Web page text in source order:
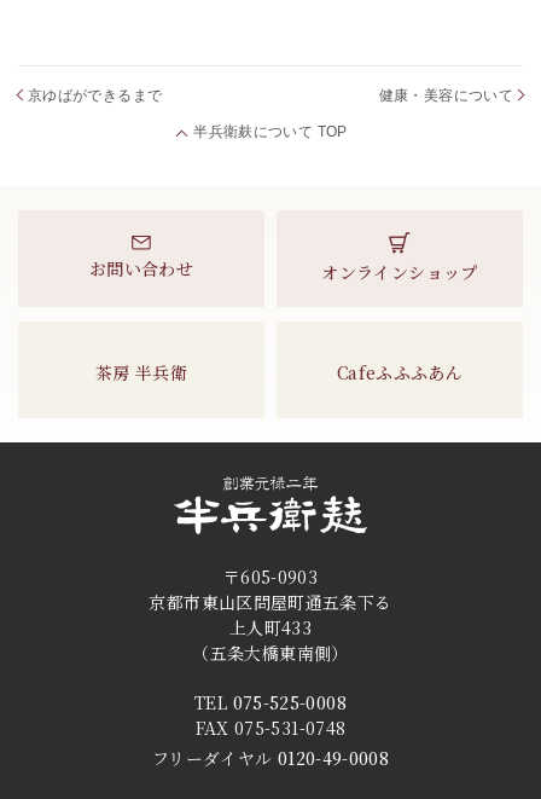
京ゆばができるまで
半兵衛麸について TOP
健康・美容について
お問い合わせ オンラインショップ
茶房 半兵衛 Cafeふふふあん
〒605-0903
京都市東山区問屋町通五条下る
上人町433
（五条大橋東南側）
TEL 075-525-0008
FAX 075-531-0748
フリーダイヤル 0120-49-0008